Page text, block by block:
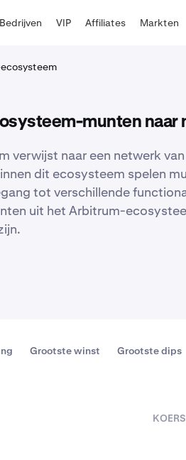
Bedrijven VIP Affiliates Markten
munten naar
verwijst naar een netwerk
dit ecosysteem spelen
tot verschillende
uit het Arbitrum-
Grootste winst Grootste dips
KOERS